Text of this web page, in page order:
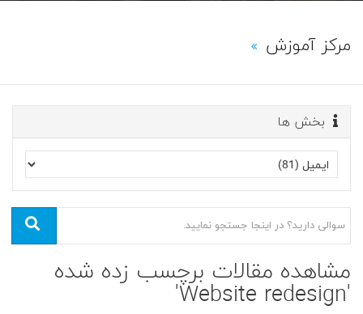
مرکز آموزش
بخش ها
مشاهده مقالات برچسب زده شده
'Website redesign'